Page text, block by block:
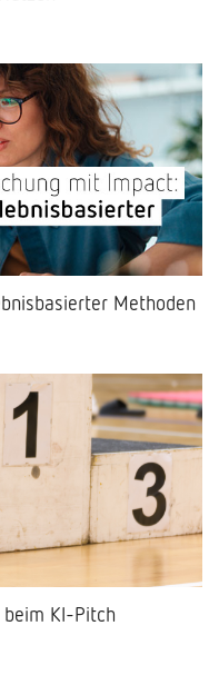
Methoden
KI-Pitch